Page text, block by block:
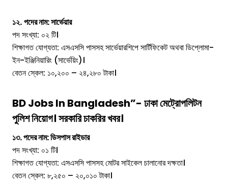
১২.পদের নাম: সার্ভেয়ার
পদ সংখ্যা: ০২ টি।
শিক্ষাগত যোগ্যতা: এসএসসি পাসসহ সার্ভেয়ারশিপে সার্টিফিকেট অথবা ডিপ্লোমা-
ইন-ইঞ্জিনিয়ারিং (সার্ভেয়িং)।
বেতন স্কেল: ১০,২০০ – ২৪,২৮০ টাকা।
BD Jobs In Bangladesh”- ঢাকা মেট্রোপলিটন
পুলিশ নিয়োগ। সরকারি চাকরির খবর।
১৩. পদের নাম: ডিসপাস রাইডার
পদ সংখ্যা: ০১ টি।
শিক্ষাগত যোগ্যতা: এসএসসি পাসসহ মোটর সাইকেল চালানোর দক্ষতা।
বেতন স্কেল: ৮,২৫০ – ২০,০১০ টাকা।